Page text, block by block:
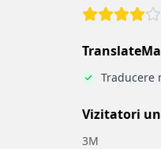
Traducere
Vizitatori
3M